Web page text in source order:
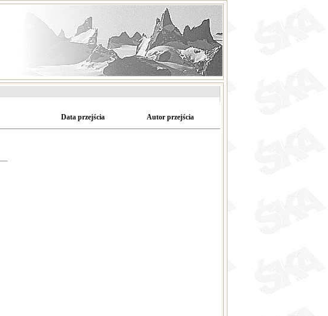
Data przejścia Autor przejścia